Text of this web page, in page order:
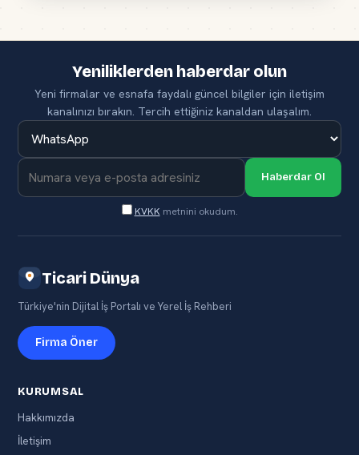
Yeniliklerden haberdar olun
Yeni firmalar ve esnafa faydalı güncel bilgiler için iletişim
kanalınızı bırakın. Tercih ettiğiniz kanaldan ulaşalım.
Haberdar Ol
KVKK metnini okudum.
Ticari Dünya
Türkiye'nin Dijital İş Portalı ve Yerel İş Rehberi
Firma Öner
KURUMSAL
Hakkımızda
İletişim